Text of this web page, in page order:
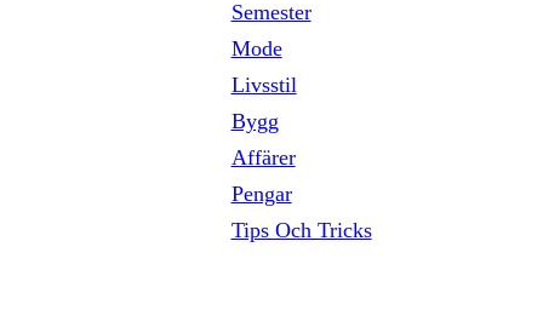
Semester
Mode
Livsstil
Bygg
Affärer
Pengar
Tips Och Tricks